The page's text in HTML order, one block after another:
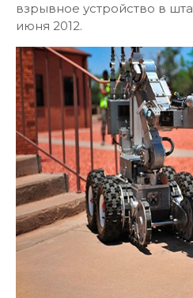
взрывное устройство в
июня 2012.